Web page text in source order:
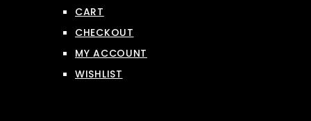
CART
CHECKOUT
MY ACCOUNT
WISHLIST